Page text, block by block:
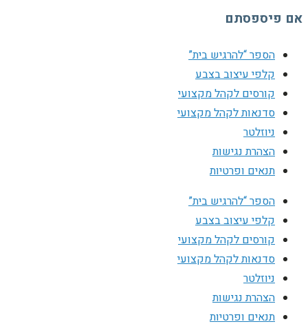
אם פיספסתם
הספר “להרגיש בית”
קלפי עיצוב בצבע
קורסים לקהל מקצועי
סדנאות לקהל מקצועי
ניוזלטר
הצהרת נגישות
תנאים ופרטיות
הספר “להרגיש בית”
קלפי עיצוב בצבע
קורסים לקהל מקצועי
סדנאות לקהל מקצועי
ניוזלטר
הצהרת נגישות
תנאים ופרטיות